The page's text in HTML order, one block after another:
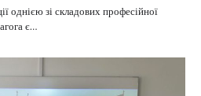
однією зі складових професійної
є…